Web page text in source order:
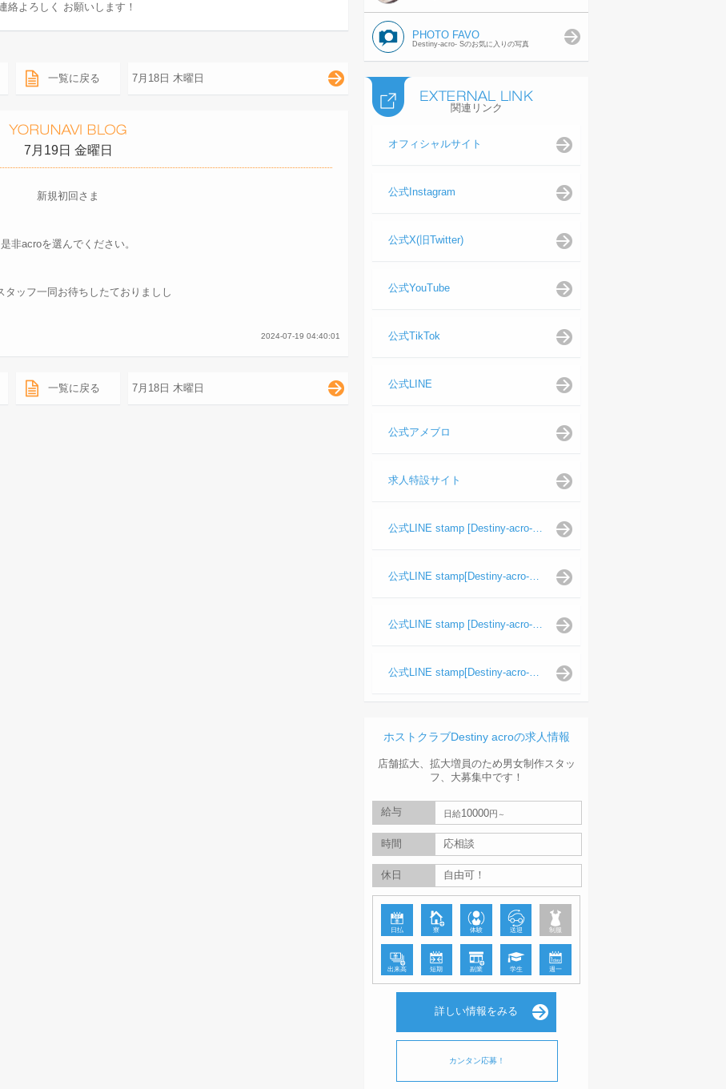
絡よろしく お願いします！
一覧に戻る 7月18日 木曜日
7月19日 金曜日
新規初回さま
是非acroを選んでください。
タッフ一同お待ちしたておりましし
2024-07-19 04:40:01
一覧に戻る 7月18日 木曜日
PHOTO FAVO
Destiny-acro- Sのお気に入りの写真
関連リンク
オフィシャルサイト
公式Instagram
公式X(旧Twitter)
公式YouTube
公式TikTok
公式LINE
公式アメブロ
求人特設サイト
公式LINE stamp [Destiny-acro-如月龍代表]
公式LINE stamp[Destiny-acro-日向よし代表代行]
公式LINE stamp [Destiny-acro-波旬]
公式LINE stamp[Destiny-acro-天照陽]
ホストクラブDestiny acroの求人情報
店舗拡大、拡大増員のため男女制作スタッ
フ、大募集中です！
給与 日給10000円
時間 応相談
休日 自由可！
日払 寮 体験 送迎 制服
出来高 短期 副業 学生 週一
詳しい情報をみる
カンタン応募！